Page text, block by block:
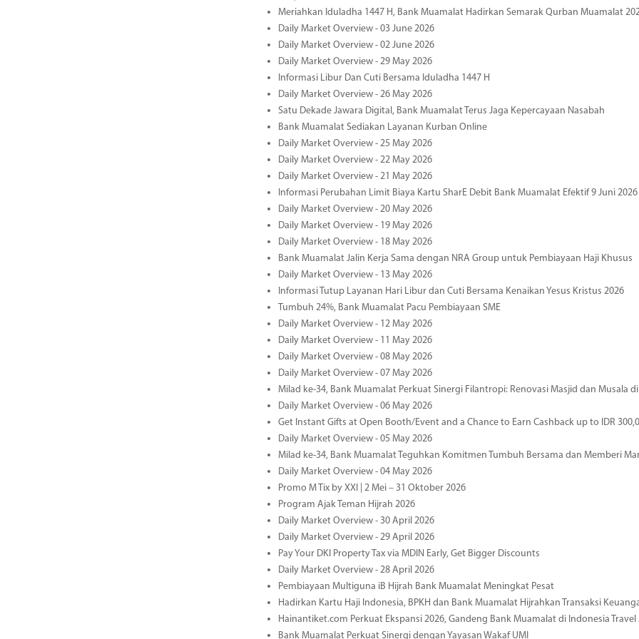
Meriahkan Iduladha 1447 H, Bank Muamalat Hadirkan Semarak Qurban Muamalat
Daily Market Overview - 03 June 2026
Daily Market Overview - 02 June 2026
Daily Market Overview - 29 May 2026
Informasi Libur Dan Cuti Bersama Iduladha 1447 H
Daily Market Overview - 26 May 2026
Satu Dekade Jawara Digital, Bank Muamalat Terus Jaga Kepercayaan Nasabah
Bank Muamalat Sediakan Layanan Kurban Online
Daily Market Overview - 25 May 2026
Daily Market Overview - 22 May 2026
Daily Market Overview - 21 May 2026
Informasi Perubahan Limit Biaya Kartu SharE Debit Bank Muamalat Efektif 9 Juni 2026
Daily Market Overview - 20 May 2026
Daily Market Overview - 19 May 2026
Daily Market Overview - 18 May 2026
Bank Muamalat Jalin Kerja Sama dengan NRA Group untuk Pembiayaan Haji Khusus
Daily Market Overview - 13 May 2026
Informasi Tutup Layanan Hari Libur dan Cuti Bersama Kenaikan Yesus Kristus 2026
Tumbuh 24%, Bank Muamalat Pacu Pembiayaan SME
Daily Market Overview - 12 May 2026
Daily Market Overview - 11 May 2026
Daily Market Overview - 08 May 2026
Daily Market Overview - 07 May 2026
Milad ke-34, Bank Muamalat Perkuat Sinergi Filantropi: Renovasi Masjid dan Musala
Daily Market Overview - 06 May 2026
Get Instant Gifts at Open Booth/Event and a Chance to Earn Cashback up to IDR
Daily Market Overview - 05 May 2026
Milad ke-34, Bank Muamalat Teguhkan Komitmen Tumbuh Bersama dan Memberi
Daily Market Overview - 04 May 2026
Promo M Tix by XXI | 2 Mei – 31 Oktober 2026
Program Ajak Teman Hijrah 2026
Daily Market Overview - 30 April 2026
Daily Market Overview - 29 April 2026
Pay Your DKI Property Tax via MDIN Early, Get Bigger Discounts
Daily Market Overview - 28 April 2026
Pembiayaan Multiguna iB Hijrah Bank Muamalat Meningkat Pesat
Hadirkan Kartu Haji Indonesia, BPKH dan Bank Muamalat Hijrahkan Transaksi
Hainantiket.com Perkuat Ekspansi 2026, Gandeng Bank Muamalat di Indonesia
Bank Muamalat Perkuat Sinergi dengan Yayasan Wakaf UMI